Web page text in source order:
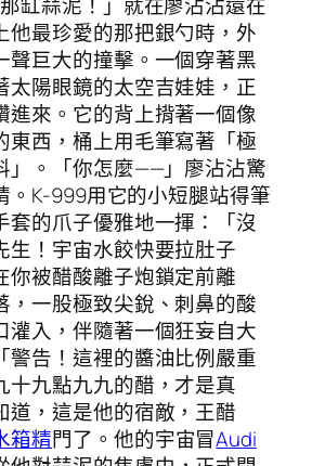
缸蒜泥！」就在廖沾沾還在
他最珍愛的那把銀勺時，外
聲巨大的撞擊。一個穿著黑
太陽眼鏡的太空吉娃娃，正
進來。它的背上揹著一個像
東西，桶上用毛筆寫著「極
」。「你怎麼——」廖沾沾驚
。K-999用它的小短腿站得筆
套的爪子優雅地一揮：「沒
生！宇宙水餃快要拉肚子
你被醋酸離子炮鎖定前離
，一股極致尖銳、刺鼻的酸
灌入，伴隨著一個狂妄自大
警告！這裡的醬油比例嚴重
十九點九九的醋，才是真
道，這是他的宿敵，王醋
箱精門了。他的宇宙冒Audi